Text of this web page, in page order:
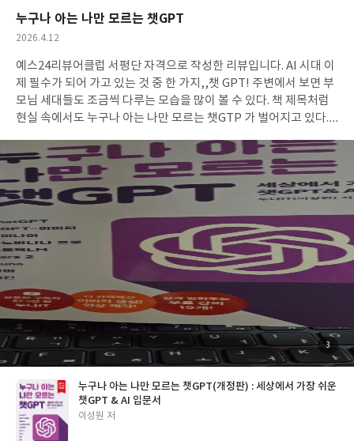
누구나 아는 나만 모르는 챗GPT
작
일
2026.4.12
예스24리뷰어클럽 서평단 자격으로 작성한 리뷰입니다. AI 시대 이
제 필수가 되어 가고 있는 것 중 한 가지,,챗 GPT! 주변에서 보면 부
모님 세대들도 조금씩 다루는 모습을 많이 볼 수 있다. 책 제목처럼
현실 속에서도 누구나 아는 나만 모르는 챗GTP 가 벌어지고 있다.
이 여러번이다. 유용한 프로그램이지만 어떻게 질문을 잘 해야하는
지가 중요한 것 같다, 이 책은 5060대를 중점으로 삼았지만, 6070
세대에게 더 적합한 것 같다. 특히 70세대들도 요즘은 스마트폰에
익숙해지고 많이들 활용하고 계시니까 챗GPT를 추천해본다. 하나
하나 천천히 따라하다 보면 70세대 이상의 어르신들도 AI시대를 즐
길 수 있을 것 같다. 젊은 세대처럼 제대로 활용하긴 어려울 수 있겠
지만 간단한 질문들을 하면서 혼자 계시는 시간에 대화 상대를 찾을
수도 있어 좋을 것 같다. 그래서 우선 엄마의 스마트폰에 챗GPtGPt
를 깔고 가입을 해 드렸다. 나 같은 경우는 업무에 도움이 될 수 있도
록 제 6장 챗GPT로 데이터 정리하고 업무 문서 만들기가 가장 유용
했다. '보고서 형식 알악보고 PDF를 슬라이드 형식으로 정리하자'
그림도 그리고 노래도 만들고 문제도 풀어주고 별의별것을 다 하지
만 이끌려가지 말고 내가 챗챗GPT를 이끌고 갈 수 있도록 해야할
챗GPT에게 역할을 부여하기 질문을 질문하기 꼬리에 꼬리를 무는
질문을 하기 예시를 들기: 단순한 질문도 구체적으로 하고 지시-예
시-질문 공식 쓰기 이런 방법을 따라하며 연습을 해서 잘 활요해보
첨
된
사
3
누구나 아는 나만 모르는 챗GPT(개정판) : 세상에서 가장 쉬운
챗GPT & AI 입문서
글
이성원 저